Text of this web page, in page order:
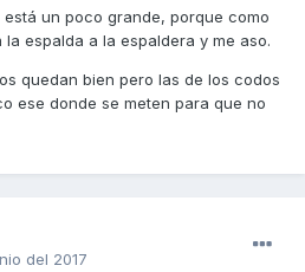
un poco grande, porque como
espalda a la espaldera y me aso.
quedan bien pero las de los codos
ese donde se meten para que no
del 2017